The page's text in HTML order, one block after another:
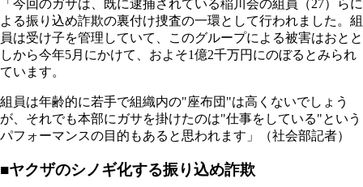
「今回のガサは、既に逮捕されている稲川会の組員（27）らに
よる振り込め詐欺の裏付け捜査の一環として行われました。組
員は受け子を管理していて、このグループによる被害はおとと
しから今年5月にかけて、およそ1億2千万円にのぼるとみられ
ています。
組員は年齢的に若手で組織内の"座布団"は高くないでしょう
が、それでも本部にガサを掛けたのは"仕事をしている"という
パフォーマンスの目的もあると思われます」（社会部記者）
■ヤクザのシノギ化する振り込め詐欺